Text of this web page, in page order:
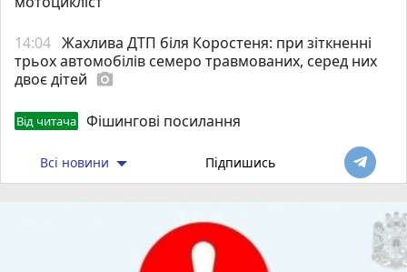
14:04 Жахлива ДТП біля Коростеня: при зіткненні
трьох автомобілів семеро травмованих, серед них
двоє дітей photo_camera
Від читача Фішингові посилання
Всі новини Підпишись